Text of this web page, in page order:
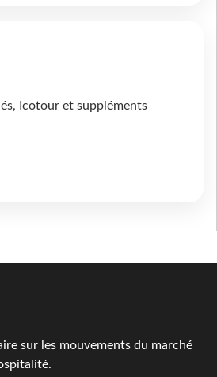
Icotour et suppléments
sur les mouvements du marché